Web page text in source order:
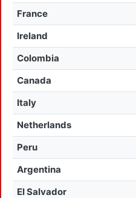
France
Ireland
Colombia
Canada
Italy
Netherlands
Peru
Argentina
El Salvador